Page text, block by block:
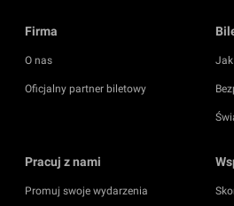
Firma
O nas
Oficjalny partner biletowy
Pracuj z nami
Promuj swoje wydarzenia